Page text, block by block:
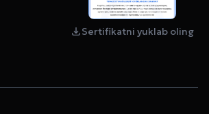
Sertifikatni yuklab oling